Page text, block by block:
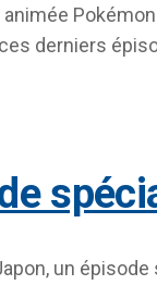
derniers
un épisode